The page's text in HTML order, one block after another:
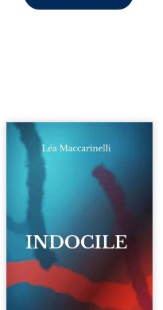
Quatre parties. Quatre refus.
Quatre visages d’une existence
en friction. Entre les silences
qu’on ne déchiffre pas, les
amours qu’on dérange, les
corps qu’on administre et les
liens qu’on sabote, cet ouvrage
parle à celles et ceux qui
vivent trop fort, trop vrai, trop
tôt. Indocile est une traversée.
Une langue nue. Une
insurrection calme. Une
déclaration d’existence pour ...